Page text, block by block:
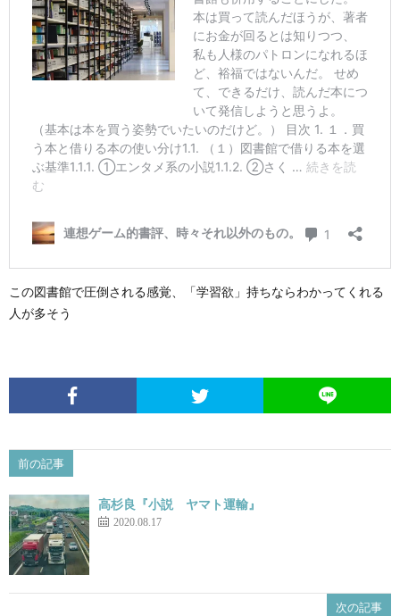
この図書館で圧倒される感覚、「学習欲」持ちならわかってくれる
人が多そう
前の記事
高杉良『小説 ヤマト運輸』
2020.08.17
次の記事